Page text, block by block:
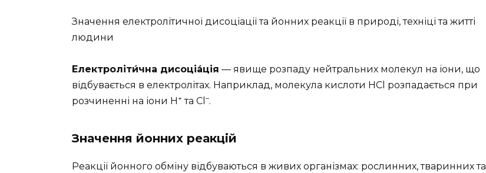
Значення електролітичної дисоціації та йонних реакції в природі, техніці та житті
людини
Електроліти́чна дисоціа́ція — явище розпаду нейтральних молекул на іони, що
відбувається в електролітах. Наприклад, молекула кислоти НCl розпадається при
розчиненні на іони Н + та Cl –.
Значення йонних реакцій
Реакції йонного обміну відбу­ваються в живих організмах: рос­линних, тваринних та